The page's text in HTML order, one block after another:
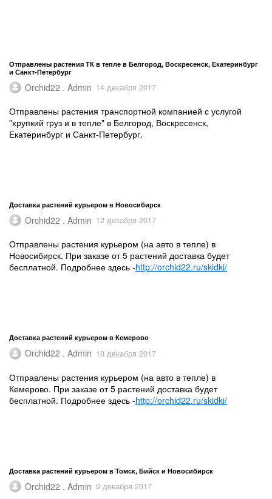
Отправлены растения ТК в тепле в Белгород, Воскресенск, Екатеринбург
и Санкт-Петербург
Orchid22 . Admin 14 декабря 2017
Отправлены растения транспортной компанией с услугой
"хрупкий груз и в тепле" в Белгород, Воскресенск,
Екатеринбург и Санкт-Петербург.
Доставка растений курьером в Новосибирск
Orchid22 . Admin 12 декабря 2017
Отправлены растения курьером (на авто в тепле) в
Новосибирск. При заказе от 5 растений доставка будет
бесплатной. Подробнее здесь -http://orchid22.ru/skidki/
Доставка растений курьером в Кемерово
Orchid22 . Admin 10 декабря 2017
Отправлены растения курьером (на авто в тепле) в
Кемерово. При заказе от 5 растений доставка будет
бесплатной. Подробнее здесь -http://orchid22.ru/skidki/
Доставка растений курьером в Томск, Бийск и Новосибирск
Orchid22 . Admin 9 декабря 2017